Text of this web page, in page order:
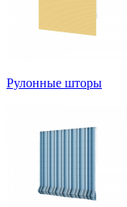
Рулонные шторы